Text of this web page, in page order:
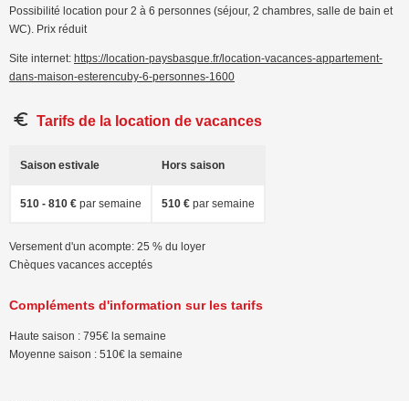
Possibilité location pour 2 à 6 personnes (séjour, 2 chambres, salle de bain et
WC). Prix réduit
Site internet: https://location-paysbasque.fr/location-vacances-appartement-
dans-maison-esterencuby-6-personnes-1600
Tarifs de la location de vacances
Saison estivale Hors saison
510 - 810 € par semaine 510 € par semaine
Versement d'un acompte: 25 % du loyer
Chèques vacances acceptés
Compléments d'information sur les tarifs
Haute saison : 795€ la semaine
Moyenne saison : 510€ la semaine